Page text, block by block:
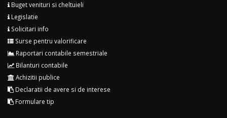
Buget venituri si cheltuieli
Legislatie
Solicitari info
Surse pentru valorificare
Raportari contabile semestriale
Bilanturi contabile
Achizitii publice
Declaratii de avere si de interese
Formulare tip